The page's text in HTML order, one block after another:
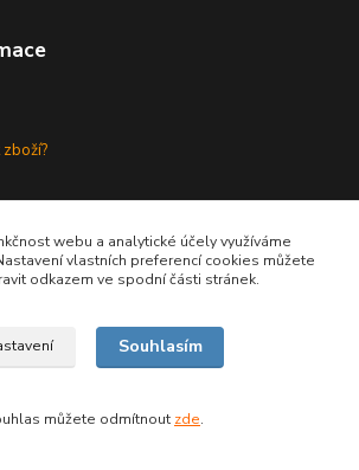
s.r.o., 2006 - 2025
webu a analytické účely využíváme
vlastních preferencí cookies můžete
odkazem ve spodní části stránek.
Souhlasím
můžete odmítnout zde.